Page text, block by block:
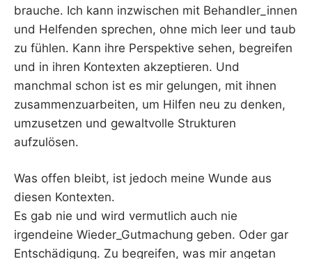
brauche. Ich kann inzwischen mit Behandler_innen
und Helfenden sprechen, ohne mich leer und taub
zu fühlen. Kann ihre Perspektive sehen, begreifen
und in ihren Kontexten akzeptieren. Und
manchmal schon ist es mir gelungen, mit ihnen
zusammenzuarbeiten, um Hilfen neu zu denken,
umzusetzen und gewaltvolle Strukturen
aufzulösen.
Was offen bleibt, ist jedoch meine Wunde aus
diesen Kontexten.
Es gab nie und wird vermutlich auch nie
irgendeine Wieder_Gutmachung geben. Oder gar
Entschädigung. Zu begreifen, was mir angetan